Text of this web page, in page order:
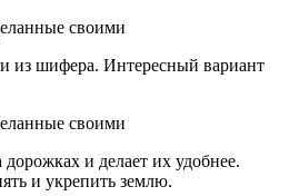
из шифера. Интересный вариант
и делает их удобнее.
и укрепить землю.